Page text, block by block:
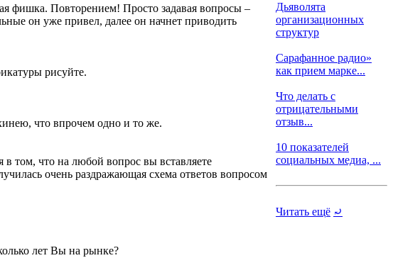
фишка. Повторением! Просто задавая вопросы –
он уже привел, далее он начнет приводить
рисуйте.
что впрочем одно и то же.
в том, что на любой вопрос вы вставляете
очень раздражающая схема ответов вопросом
лет Вы на рынке?
Дьяволята
организационных
структур
Сарафанное радио»
как прием марке...
Что делать с
отрицательными
отзыв...
10 показателей
социальных медиа, ...
Читать ещё ⤾